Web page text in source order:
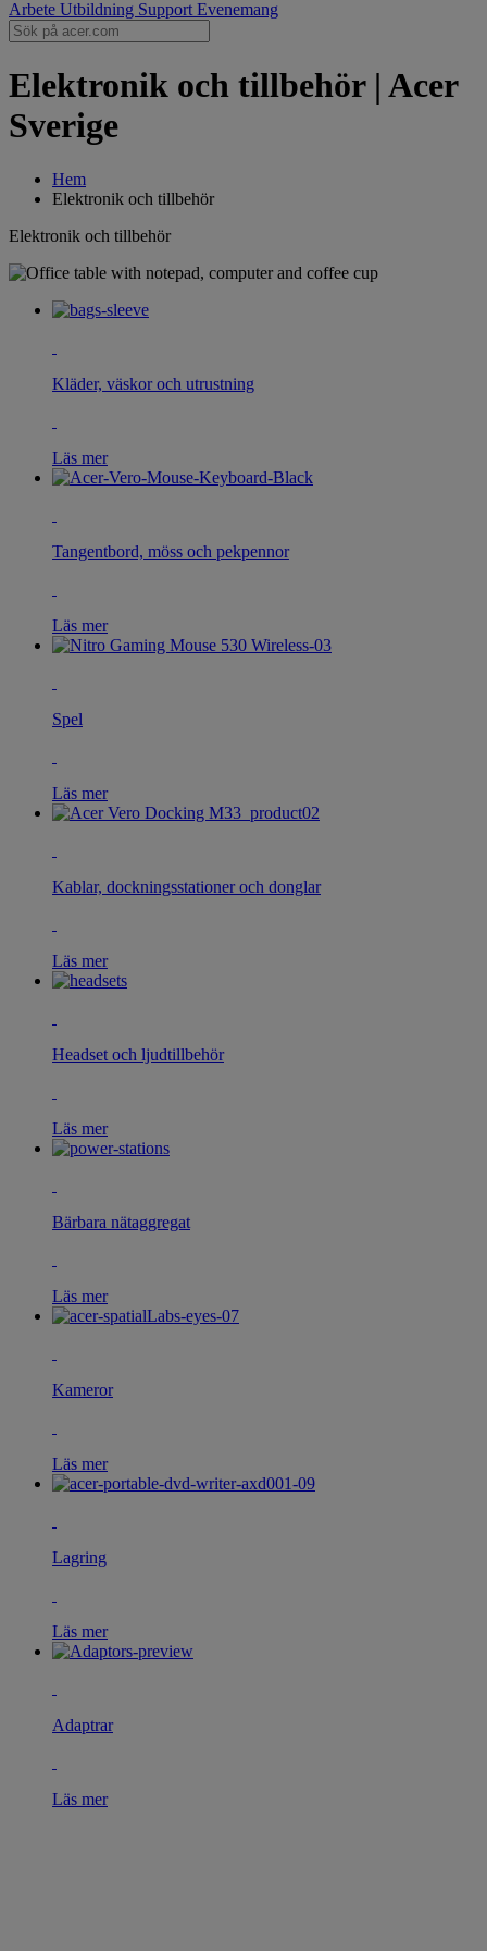
Arbete Utbildning Support Evenemang
Elektronik och tillbehör | Acer
Sverige
Hem
Elektronik och tillbehör
Elektronik och tillbehör
Kläder, väskor och utrustning
Läs mer
Tangentbord, möss och pekpennor
Läs mer
Spel
Läs mer
Kablar, dockningsstationer och donglar
Läs mer
Headset och ljudtillbehör
Läs mer
Bärbara nätaggregat
Läs mer
Kameror
Läs mer
Lagring
Läs mer
Adaptrar
Läs mer